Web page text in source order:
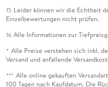
15 Leider können wir die Echtheit
Einzelbewertungen nicht prüfen.
16 Alle Informationen zur
* Alle Preise verstehen sich inkl.
Versand und anfallende
*** Alle online gekauften
100 Tagen nach Kaufdatum. Die